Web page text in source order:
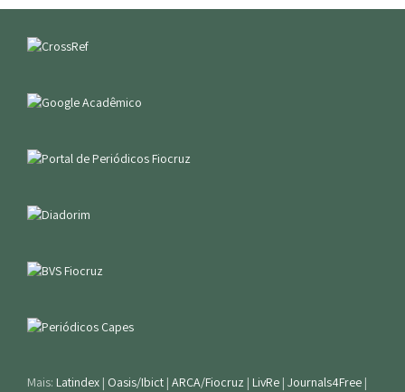
Mais: Latindex | Oasis/Ibict | ARCA/Fiocruz | LivRe | Journals4Free |